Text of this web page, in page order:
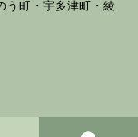
う町・宇多津町・綾